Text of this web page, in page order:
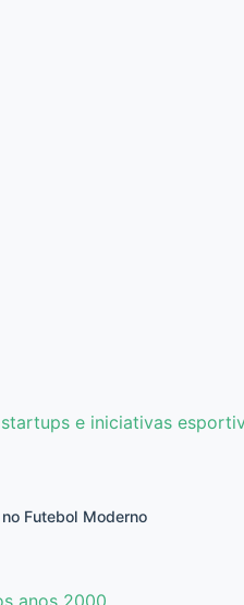
e iniciativas
Futebol Moderno